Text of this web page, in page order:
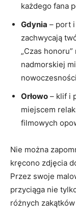
każdego ⁢fana
Gdynia – port
zachwycają
„Czas
nadmorskiej
Orłowo – klif i
miejscem
filmowych
Nie ‌można
kręcono zdjęcia
Przez⁢ swoje
przyciąga nie
‌różnych